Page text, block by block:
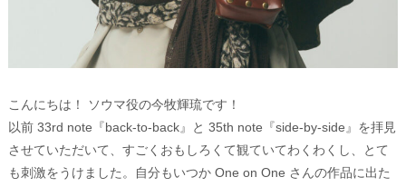
こんにちは！ ソウマ役の今牧輝琉です！
以前 33rd note『back-to-back』と 35th note『side-by-side』を拝見
させていただいて、すごくおもしろくて観ていてわくわくし、とて
も刺激をうけました。自分もいつか One on One さんの作品に出た